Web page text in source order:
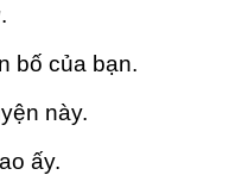
bố của bạn.
này.
ấy.